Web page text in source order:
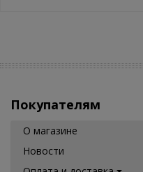
Покупателям
О магазине
Новости